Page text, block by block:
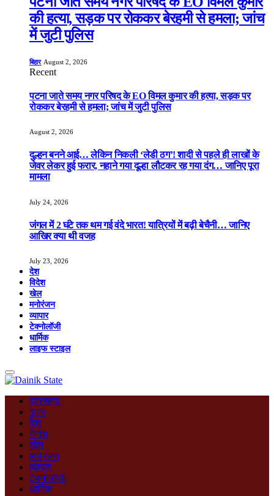
की हत्या, सड़क पर रोककर बेरहमी से हमला; जांच
में जुटी पुलिस
बिहार August 2, 2026
Recent
पटना जाते समय नगर परिषद के EO विमल कुमार की हत्या, सड़क पर
रोककर बेरहमी से हमला; जांच में जुटी पुलिस
August 2, 2026
दुल्हन बनने आई… लेकिन निकली ‘लेडी ठग’! शादी से पहले ही लाखों के
जेवर लेकर हुई फरार, नहाने गया दूल्हा लौटकर रह गया दंग… जानिए पूरा
मामला
July 24, 2026
जंगल में 2 घंटे तक थम गई वंदे भारत! यात्रियों में बढ़ी बेचैनी… जानिए
आखिर क्या थी वजह
July 23, 2026
देश
विदेश
खेल
मनोरंजन
व्यापार
टेक्नोलॉजी
धार्मिक
लाइफ स्टाइल
झारखण्ड
राज्य
देश
विदेश
खेल
मनोरंजन
व्यापार
टेक्नोलॉजी
धार्मिक